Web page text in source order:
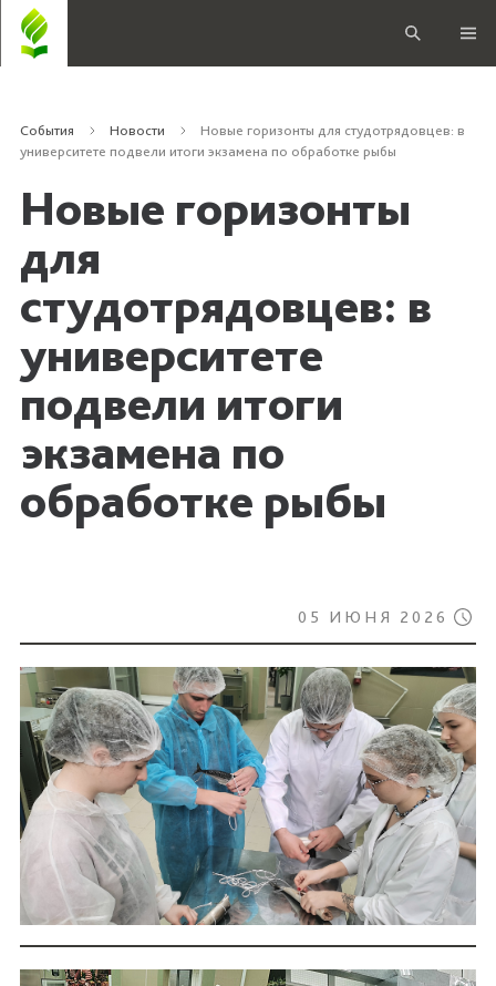
События Новости
Новые горизонты для студотрядовцев: в
университете подвели итоги экзамена по обработке рыбы
Новые горизонты
для
студотрядовцев: в
университете
подвели итоги
экзамена по
обработке рыбы
05 ИЮНЯ 2026